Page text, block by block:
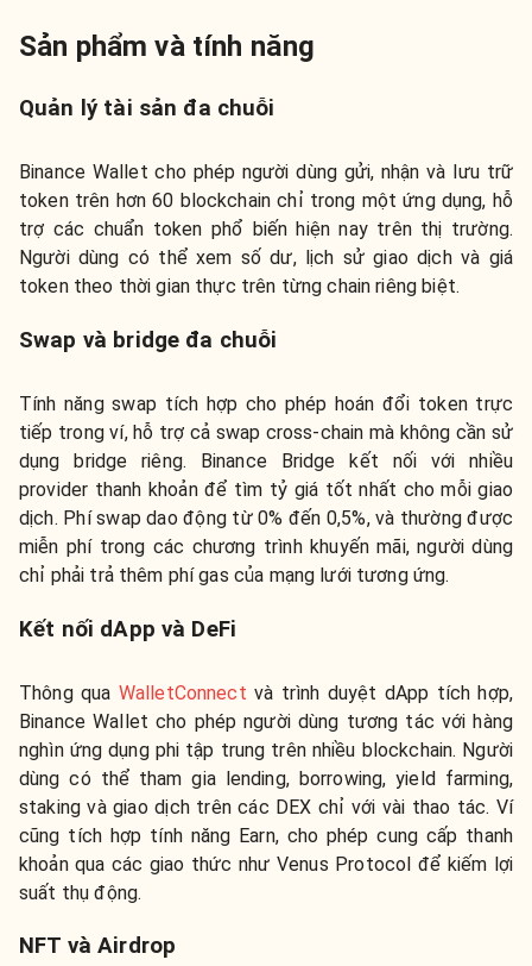
Sản phẩm và tính năng
Quản lý tài sản đa chuỗi
Binance Wallet cho phép người dùng gửi, nhận và lưu trữ
token trên hơn 60 blockchain chỉ trong một ứng dụng, hỗ
trợ các chuẩn token phổ biến hiện nay trên thị trường.
Người dùng có thể xem số dư, lịch sử giao dịch và giá
token theo thời gian thực trên từng chain riêng biệt.
Swap và bridge đa chuỗi
Tính năng swap tích hợp cho phép hoán đổi token trực
tiếp trong ví, hỗ trợ cả swap cross-chain mà không cần sử
dụng bridge riêng. Binance Bridge kết nối với nhiều
provider thanh khoản để tìm tỷ giá tốt nhất cho mỗi giao
dịch. Phí swap dao động từ 0% đến 0,5%, và thường được
miễn phí trong các chương trình khuyến mãi, người dùng
chỉ phải trả thêm phí gas của mạng lưới tương ứng.
Kết nối dApp và DeFi
Thông qua WalletConnect và trình duyệt dApp tích hợp,
Binance Wallet cho phép người dùng tương tác với hàng
nghìn ứng dụng phi tập trung trên nhiều blockchain. Người
dùng có thể tham gia lending, borrowing, yield farming,
staking và giao dịch trên các DEX chỉ với vài thao tác. Ví
cũng tích hợp tính năng Earn, cho phép cung cấp thanh
khoản qua các giao thức như Venus Protocol để kiếm lợi
suất thụ động.
NFT và Airdrop